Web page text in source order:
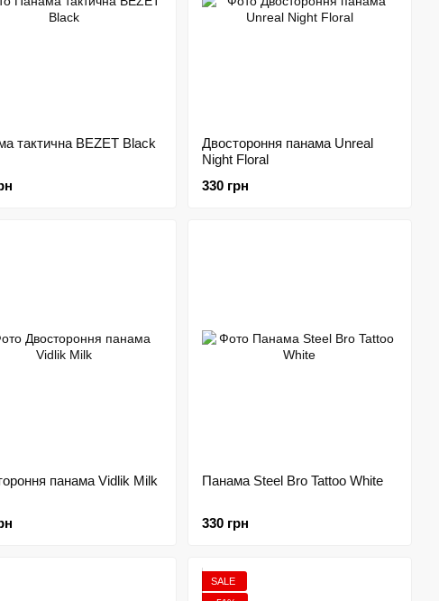
тактична BEZET Black
Двостороння панама Unreal
Night Floral
330 грн
панама Vidlik Milk Панама Steel Bro Tattoo White
330 грн
SALE